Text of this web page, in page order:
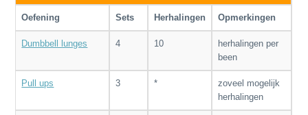
Oefening Sets Herhalingen Opmerkingen
Dumbbell lunges 4 10
herhalingen per
been
Pull ups 3 *
zoveel mogelijk
herhalingen